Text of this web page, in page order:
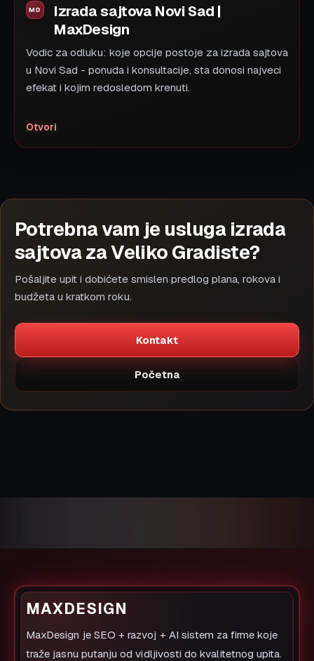
Izrada sajtova Novi Sad |
MaxDesign
Vodic za odluku: koje opcije postoje za izrada sajtova
u Novi Sad - ponuda i konsultacije, sta donosi najveci
efekat i kojim redosledom krenuti.
Otvori
Potrebna vam je usluga izrada
sajtova za Veliko Gradiste?
Pošaljite upit i dobićete smislen predlog plana, rokova i
budžeta u kratkom roku.
Kontakt
Početna
MAXDESIGN
MaxDesign je SEO + razvoj + AI sistem za firme koje
traže jasnu putanju od vidljivosti do kvalitetnog upita.